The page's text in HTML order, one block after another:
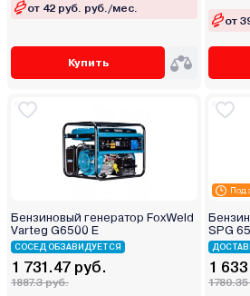
от 42 руб. руб./мес.
Купить
от
Бензиновый генератор FoxWeld
Varteg G6500 E
СОСЕД ОБЗАВИДУЕТСЯ
1 731.47 руб.
1887.3 руб.
Под
SPG
1